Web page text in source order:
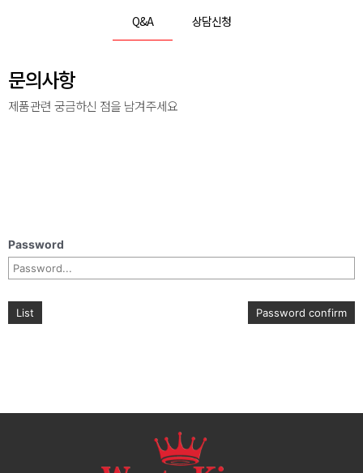
Q&A 상담신청
문의사항
제품관련 궁금하신 점을 남겨주세요
Password
List Password confirm